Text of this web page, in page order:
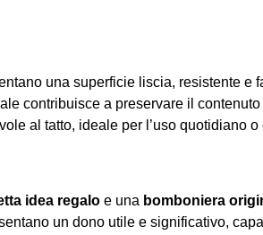
una superficie liscia, resistente e
contribuisce a preservare il
al tatto, ideale per l’uso quotidiano
idea regaloe una bomboniera
un dono utile e significativo,